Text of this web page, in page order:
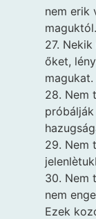
nem erik
maguktól.
27.
őket,
magukat.
28. Nem
29. Nem
30. Nem
nem
Ezek